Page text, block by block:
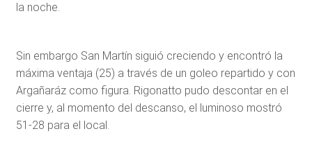
la noche.
Sin embargo San Martín siguió creciendo y encontró la
máxima ventaja (25) a través de un goleo repartido y con
Argañaráz como figura. Rigonatto pudo descontar en el
cierre y, al momento del descanso, el luminoso mostró
51-28 para el local.